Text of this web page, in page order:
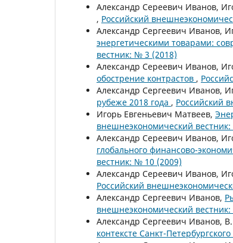
Александр Сереевич Иванов,
, Российский
Александр Сергеевич Иванов,
энергетическими товарами:
вестник: № 3 (2018)
Александр Сереевич Иванов,
обострение контрастов ,
Александр Сергеевич Иванов,
рубеже 2018 года , Российский
Игорь Евгеньевич Матвеев,
внешнеэкономический
Александр Сереевич Иванов,
глобального финансово-
вестник: № 10 (2009)
Александр Сереевич Иванов,
Российский
Александр Сергеевич Иванов,
внешнеэкономический
Александр Сергеевич Иванов,
контексте Санкт-